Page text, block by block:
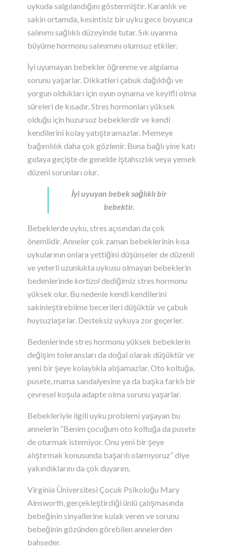
uykuda salgılandığını göstermiştir. Karanlık ve
sakin ortamda, kesintisiz bir uyku gece boyunca
salınımı sağlıklı düzeyinde tutar. Sık uyanma
büyüme hormonu salınımını olumsuz etkiler.
İyi uyumayan bebekler öğrenme ve algılama
sorunu yaşarlar. Dikkatleri çabuk dağıldığı ve
yorgun oldukları için oyun oynama ve keyifli olma
süreleri de kısadır. Stres hormonları yüksek
olduğu için huzursuz bebeklerdir ve kendi
kendilerini kolay yatıştıramazlar. Memeye
bağımlılık daha çok gözlenir. Buna bağlı yine katı
gıdaya geçişte de genelde iştahsızlık veya yemek
düzeni sorunları olur.
İyi uyuyan bebek sağlıklı bir
bebektir.
Bebeklerde uyku, stres açısından da çok
önemlidir. Anneler çok zaman bebeklerinin kısa
uykularının onlara yettiğini düşünseler de düzenli
ve yeterli uzunlukta uykusu olmayan bebeklerin
bedenlerinde kortizoldediğimiz stres hormonu
yüksek olur. Bu nedenle kendi kendilerini
sakinleştirebilme becerileri düşüktür ve çabuk
huysuzlaşırlar. Desteksiz uykuya zor geçerler.
Bedenlerinde stres hormonu yüksek bebeklerin
değişim toleransları da doğal olarak düşüktür ve
yeni bir şeye kolaylıkla alışamazlar. Oto koltuğa,
pusete, mama sandalyesine ya da başka farklı bir
çevresel koşula adapte olma sorunu yaşarlar.
Bebekleriyle ilgili uyku problemi yaşayan bu
annelerin “Benim çocuğum oto koltuğa da pusete
de oturmak istemiyor. Onu yeni bir şeye
alıştırmak konusunda başarılı olamıyoruz” diye
yakındıklarını da çok duyarım.
Virginia Üniversitesi Çocuk Psikoloğu Mary
Ainsworth, gerçekleştirdiği ünlü çalışmasında
bebeğinin sinyallerine kulak veren ve sorunu
bebeğinin gözünden görebilen annelerden
bahseder.